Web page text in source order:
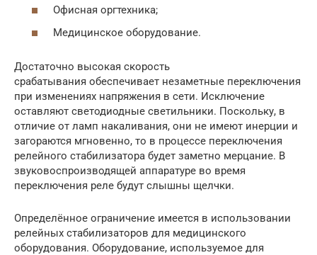
Офисная оргтехника;
Медицинское оборудование.
Достаточно высокая скорость
срабатывания обеспечивает незаметные переключения
при изменениях напряжения в сети. Исключение
оставляют светодиодные светильники. Поскольку, в
отличие от ламп накаливания, они не имеют инерции и
загораются мгновенно, то в процессе переключения
релейного стабилизатора будет заметно мерцание. В
звуковоспроизводящей аппаратуре во время
переключения реле будут слышны щелчки.
Определённое ограничение имеется в использовании
релейных стабилизаторов для медицинского
оборудования. Оборудование, используемое для